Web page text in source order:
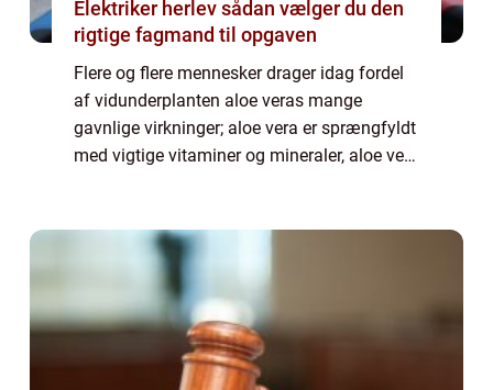
Elektriker herlev sådan vælger du den
rigtige fagmand til opgaven
Flere og flere mennesker drager idag fordel
af vidunderplanten aloe veras mange
gavnlige virkninger; aloe vera er sprængfyldt
med vigtige vitaminer og mineraler, aloe vera